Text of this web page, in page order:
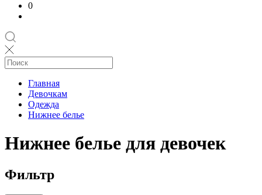
0
Главная
Девочкам
Одежда
Нижнее белье
Нижнее белье для девочек
Фильтр